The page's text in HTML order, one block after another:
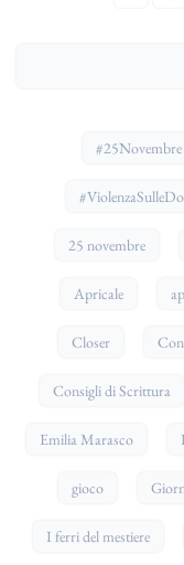
#25Novembre
25 novembre
Apricale
Closer
Consigli di Scrittura
Emilia Marasco
gioco
I ferri del mestiere